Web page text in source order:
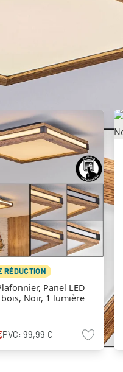
RÉDUCTION
Panel LED
Noir, 1 lumière
PVC:99,99 €